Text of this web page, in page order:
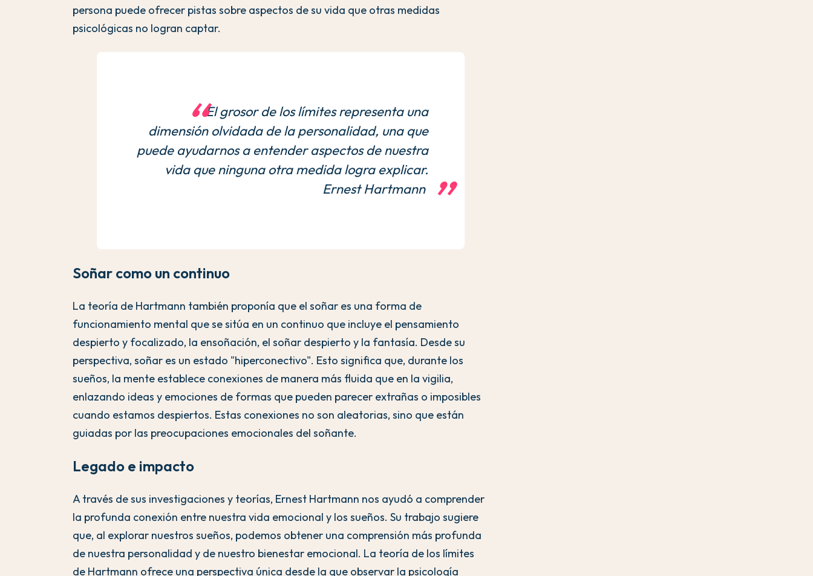
persona puede ofrecer pistas sobre aspectos de su vida que otras medidas
psicológicas no logran captar.
El grosor de los límites representa una
dimensión olvidada de la personalidad, una que
puede ayudarnos a entender aspectos de nuestra
vida que ninguna otra medida logra explicar.
Ernest Hartmann
Soñar como un continuo
La teoría de Hartmann también proponía que el soñar es una forma de
funcionamiento mental que se sitúa en un continuo que incluye el pensamiento
despierto y focalizado, la ensoñación, el soñar despierto y la fantasía. Desde su
perspectiva, soñar es un estado "hiperconectivo". Esto significa que, durante los
sueños, la mente establece conexiones de manera más fluida que en la vigilia,
enlazando ideas y emociones de formas que pueden parecer extrañas o imposibles
cuando estamos despiertos. Estas conexiones no son aleatorias, sino que están
guiadas por las preocupaciones emocionales del soñante.
Legado e impacto
A través de sus investigaciones y teorías, Ernest Hartmann nos ayudó a comprender
la profunda conexión entre nuestra vida emocional y los sueños. Su trabajo sugiere
que, al explorar nuestros sueños, podemos obtener una comprensión más profunda
de nuestra personalidad y de nuestro bienestar emocional. La teoría de los límites
de Hartmann ofrece una perspectiva única desde la que observar la psicología